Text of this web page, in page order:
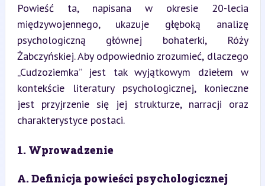
Powieść ta, napisana w okresie 20-lecia
międzywojennego, ukazuje głęboką analizę
psychologiczną głównej bohaterki, Róży
Żabczyńskiej. Aby odpowiednio zrozumieć, dlaczego
„Cudzoziemka” jest tak wyjątkowym dziełem w
kontekście literatury psychologicznej, konieczne
jest przyjrzenie się jej strukturze, narracji oraz
charakterystyce postaci.
1. Wprowadzenie
A. Definicja powieści psychologicznej